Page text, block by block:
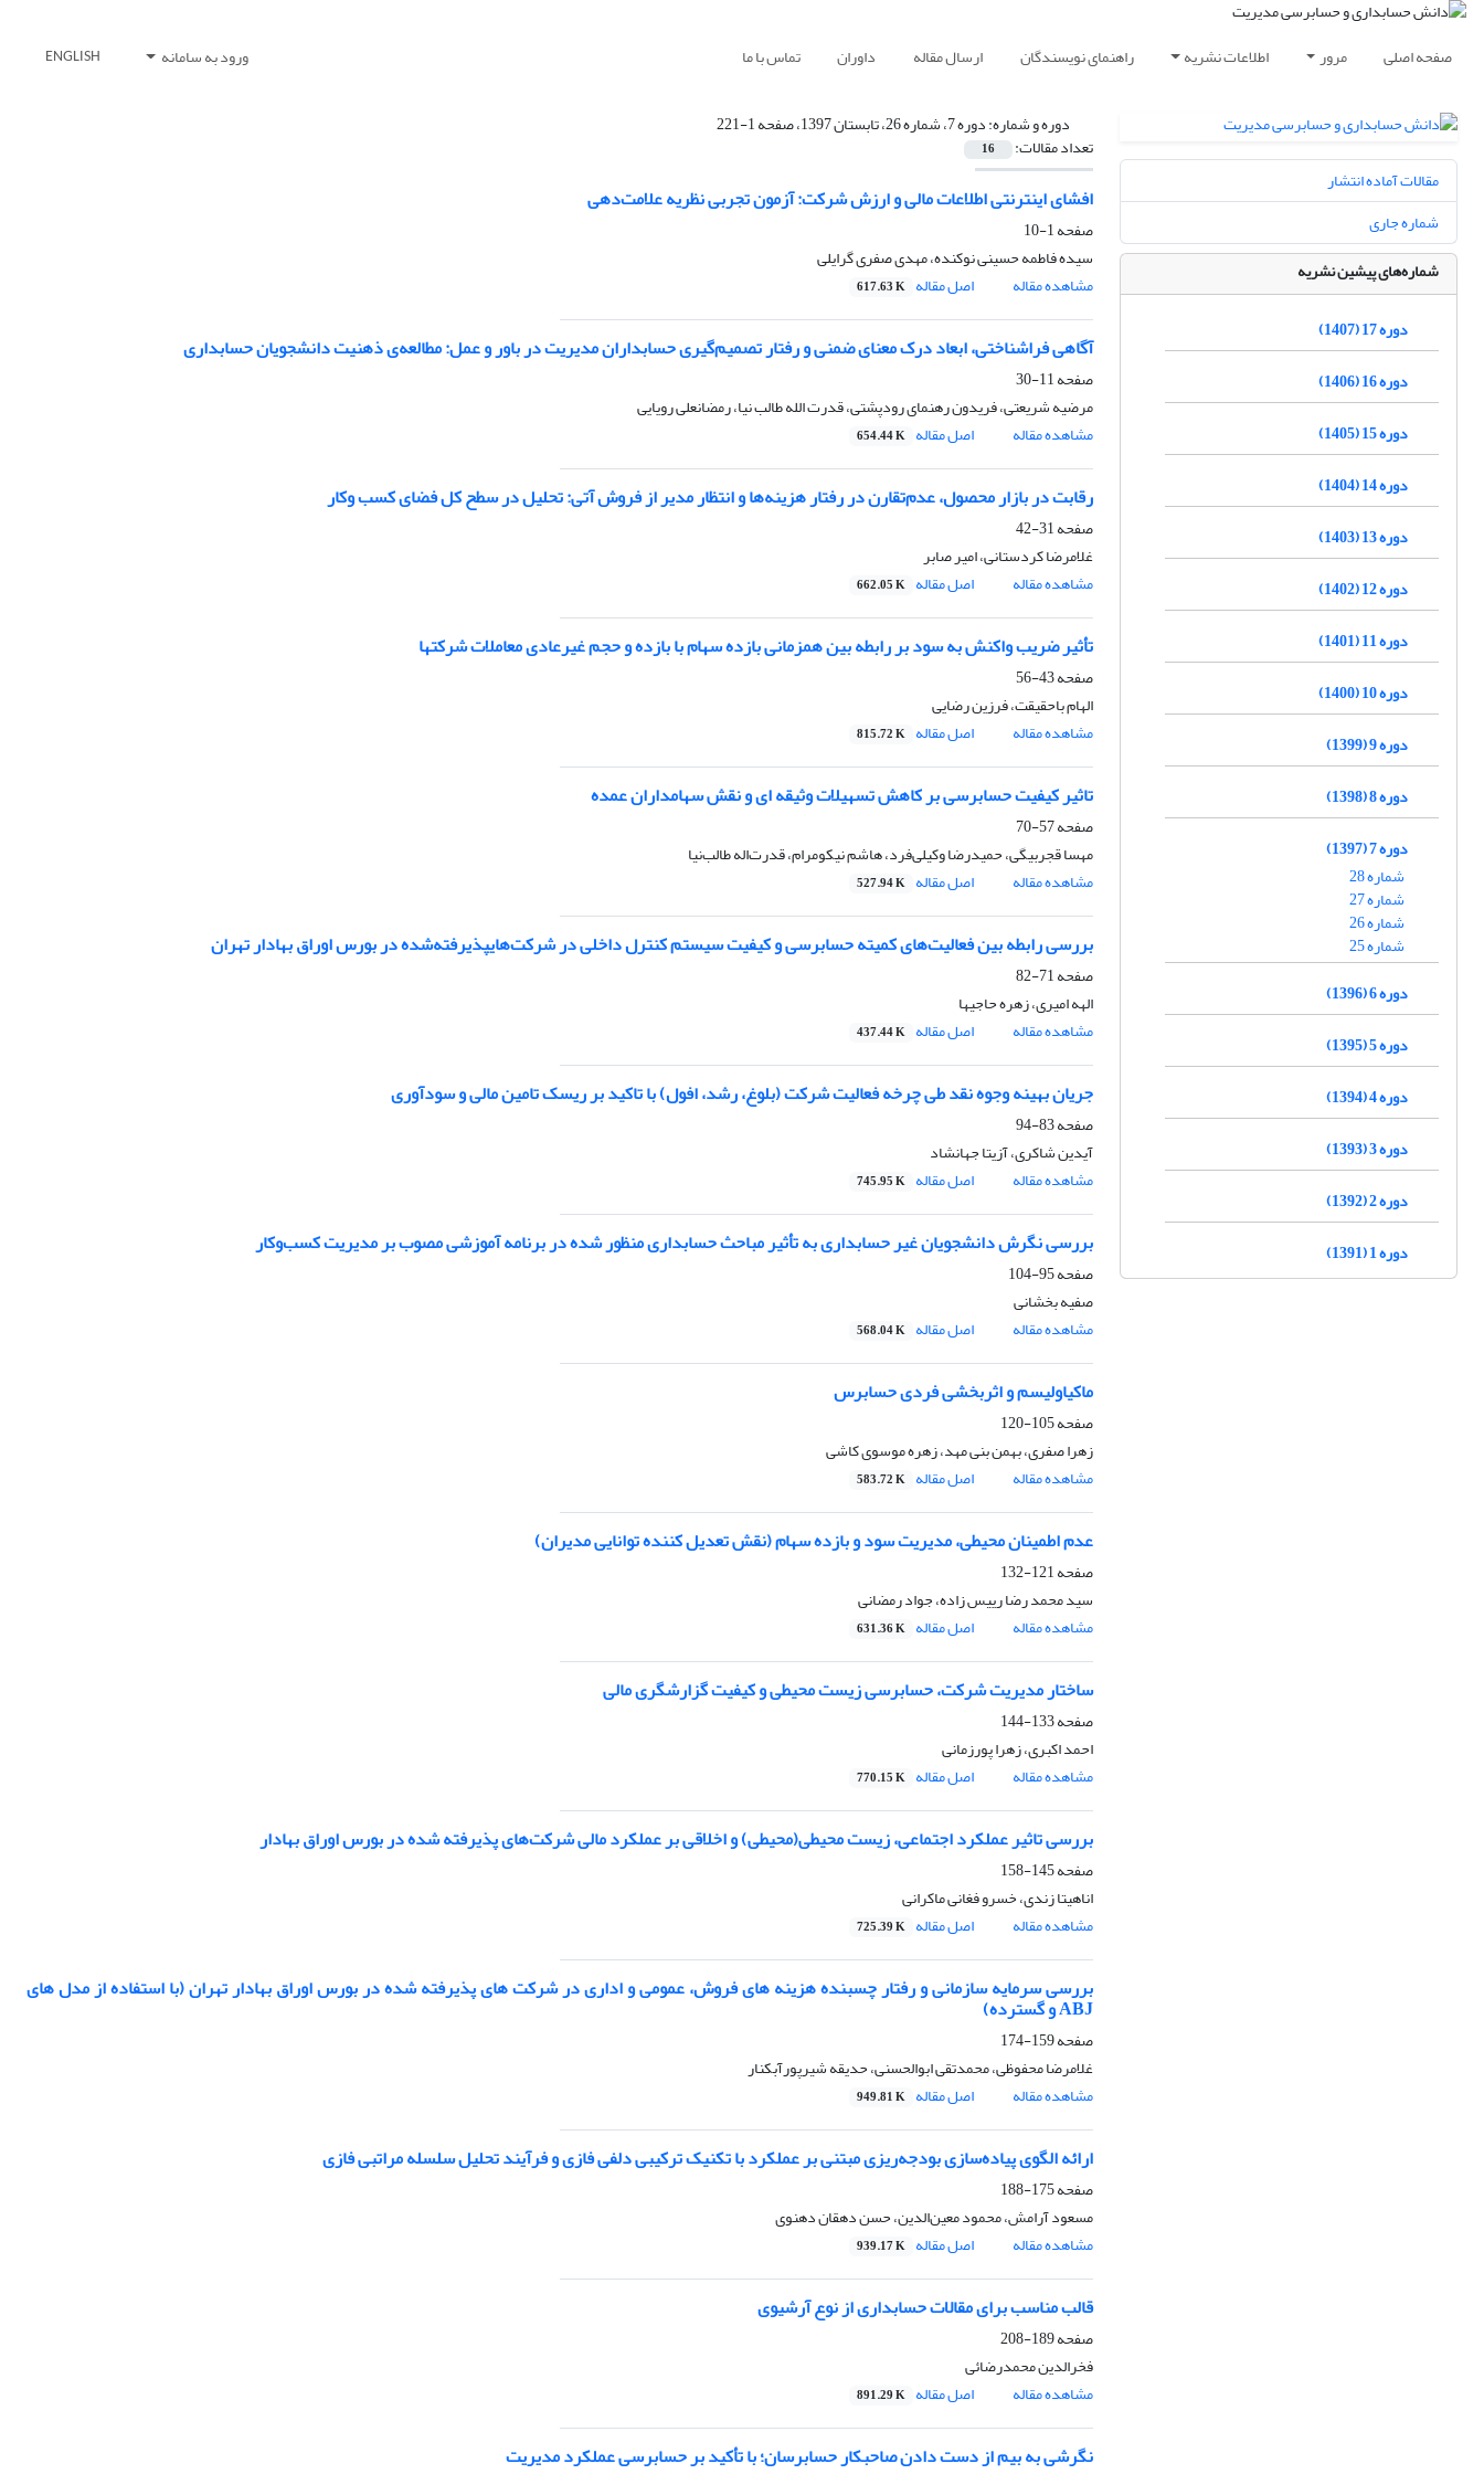
صفحه اصلی مرور اطلاعات نشریه راهنمای نویسندگان ارسال مقاله داوران تماس با ما ورود به سامانه ENGLISH
دوره و شماره:دوره 7، شماره 26، تابستان 1397، صفحه 1-221
تعداد مقالات: 16
افشای اینترنتی اطلاعات مالی و ارزش شرکت: آزمون تجربی نظریه علامت‌دهی
صفحه1-10
سیده فاطمه حسینی نوکنده، مهدی صفری گرایلی
مشاهده مقاله
اصل مقاله 617.63 K
آگاهی فراشناختی، ابعاد درک معنای ضمنی و رفتار تصمیم‌گیری حسابداران مدیریت در باور و عمل: مطالعه‌ی ذهنیت دانشجویان حسابداری
صفحه11-30
مرضیه شریعتی، فریدون رهنمای رودپشتی، قدرت الله طالب نیا، رمضانعلی رویایی
مشاهده مقاله
اصل مقاله 654.44 K
رقابت در بازار محصول، عدم‌تقارن در رفتار هزینه‌ها و انتظار مدیر از فروش آتی: تحلیل در سطح کل فضای کسب ‌و‌کار
صفحه31-42
غلامرضا کردستانی، امیر صابر
مشاهده مقاله
اصل مقاله 662.05 K
تأثیر ضریب واکنش به سود بر رابطه بین همزمانی بازده سهام با بازده و حجم غیرعادی معاملات شرکتها
صفحه43-56
الهام باحقیقت، فرزین رضایی
مشاهده مقاله
اصل مقاله 815.72 K
تاثیر کیفیت حسابرسی بر کاهش تسهیلات وثیقه ای و نقش سهامداران عمده
صفحه57-70
مهسا قجربیگی، حمیدرضا وکیلی‌فرد، هاشم نیکومرام، قدرت‌اله طالب‌نیا
مشاهده مقاله
اصل مقاله 527.94 K
بررسی رابطه بین فعالیت‌های کمیته حسابرسی و کیفیت سیستم کنترل داخلی در شرکت‌هایپذیرفته‌شده در بورس اوراق بهادار تهران
صفحه71-82
الهه امیری، زهره حاجیها
مشاهده مقاله
اصل مقاله 437.44 K
جریان بهینه وجوه نقد طی چرخه فعالیت شرکت (بلوغ، رشد، افول) با تاکید بر ریسک تامین مالی و سودآوری
صفحه83-94
آیدین شاکری، آزیتا جهانشاد
مشاهده مقاله
اصل مقاله 745.95 K
بررسی نگرش دانشجویان غیر حسابداری به تأثیر مباحث حسابداری منظور شده در برنامه آموزشی مصوب بر مدیریت کسب‌وکار
صفحه95-104
صفیه بخشانی
مشاهده مقاله
اصل مقاله 568.04 K
ماکیاولیسم و اثربخشی فردی حسابرس
صفحه105-120
زهرا صفری، بهمن بنی مهد، زهره موسوی کاشی
مشاهده مقاله
اصل مقاله 583.72 K
عدم اطمینان محیطی، مدیریت سود و بازده سهام (نقش تعدیل کننده توانایی مدیران)
صفحه121-132
سید محمد رضا رییس زاده، جواد رمضانی
مشاهده مقاله
اصل مقاله 631.36 K
ساختار مدیریت شرکت، حسابرسی زیست محیطی و کیفیت گزارشگری مالی
صفحه133-144
احمد اکبری، زهرا پورزمانی
مشاهده مقاله
اصل مقاله 770.15 K
بررسی تاثیر عملکرد اجتماعی، زیست محیطی(محیطی) و اخلاقی بر عملکرد مالی شرکت‌های پذیرفته شده در بورس اوراق بهادار
صفحه145-158
اناهیتا زندی، خسرو فغانی ماکرانی
مشاهده مقاله
اصل مقاله 725.39 K
بررسی سرمایه سازمانی و رفتار چسبنده هزینه های فروش، عمومی و اداری در شرکت های پذیرفته شده در بورس اوراق بهادار تهران (با استفاده از مدل های
ABJ و گسترده)
صفحه159-174
غلامرضا محفوظی، محمدتقی ابوالحسنی، حدیقه شیرپورآبکنار
مشاهده مقاله
اصل مقاله 949.81 K
ارائه الگوی پیاده‌سازی بودجه‌ریزی مبتنی بر عملکرد با تکنیک ترکیبی دلفی فازی و فرآیند تحلیل سلسله مراتبی فازی
صفحه175-188
مسعود آرامش، محمود معین‌الدین، حسن دهقان دهنوی
مشاهده مقاله
اصل مقاله 939.17 K
قالب مناسب برای مقالات حسابداری از نوع آرشیوی
صفحه189-208
فخرالدین محمدرضائی
مشاهده مقاله
اصل مقاله 891.29 K
نگرشی به بیم از دست دادن صاحبکار حسابرسان؛ با تأکید بر حسابرسی عملکرد مدیریت
مقالات آماده انتشار
شماره جاری
شماره‌های پیشین نشریه
دوره 17 (1407)
دوره 16 (1406)
دوره 15 (1405)
دوره 14 (1404)
دوره 13 (1403)
دوره 12 (1402)
دوره 11 (1401)
دوره 10 (1400)
دوره 9 (1399)
دوره 8 (1398)
دوره 7 (1397)
شماره 28
شماره 27
شماره 26
شماره 25
دوره 6 (1396)
دوره 5 (1395)
دوره 4 (1394)
دوره 3 (1393)
دوره 2 (1392)
دوره 1 (1391)